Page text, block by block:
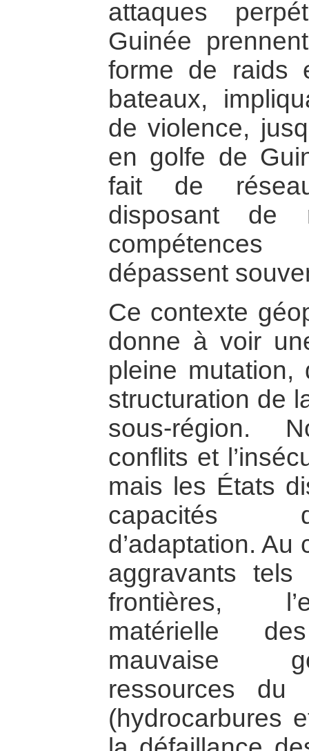
attaques
Guinée
forme de raids
bateaux,
de violence,
en golfe de
fait de
disposant de
dépassent
Ce contexte
donne à voir
pleine
structuration de
sous-région.
conflits et
mais les États
capacités
d’adaptation. Au
aggravants
frontières,
matérielle
mauvaise
ressources
(hydrocarbures